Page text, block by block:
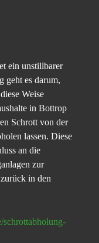
ein unstillbarer
geht es darum,
Weise
in Bottrop
Schrott von der
lassen. Diese
an die
zur
in den
schrottabholung-